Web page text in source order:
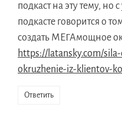
подкаст на эту тему, но
подкасте говорится о
создать МЕГАмощное
https://latansky.com/
okruzhenie-iz-klientov-
Ответить